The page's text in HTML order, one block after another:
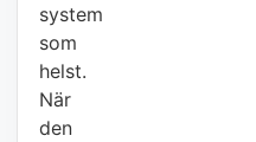
system
som
helst.
När
den